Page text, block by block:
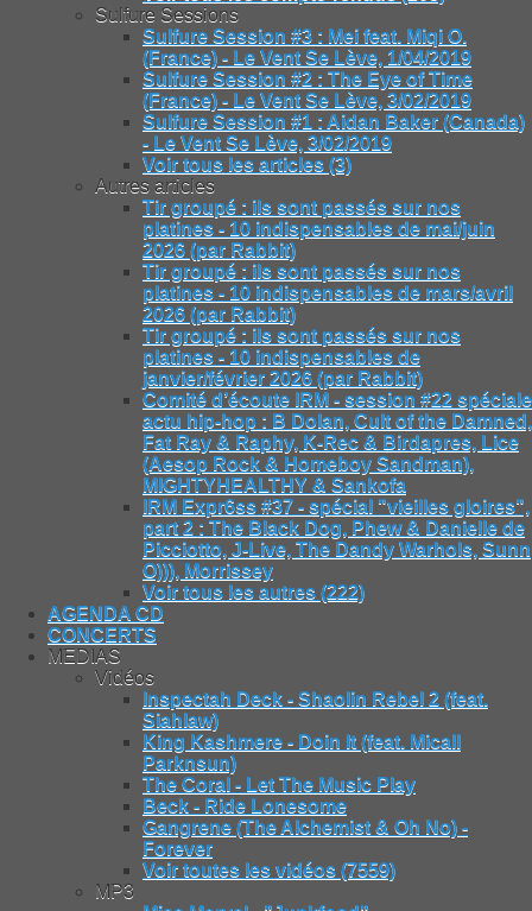
Sulfure Sessions
Sulfure Session #3 : Mei feat. Miqi O.
(France) - Le Vent Se Lève, 1/04/2019
Sulfure Session #2 : The Eye of Time
(France) - Le Vent Se Lève, 3/02/2019
Sulfure Session #1 : Aidan Baker (Canada)
- Le Vent Se Lève, 3/02/2019
Voir tous les articles (3)
Autres articles
Tir groupé : ils sont passés sur nos
platines - 10 indispensables de mai/juin
2026 (par Rabbit)
Tir groupé : ils sont passés sur nos
platines - 10 indispensables de mars/avril
2026 (par Rabbit)
Tir groupé : ils sont passés sur nos
platines - 10 indispensables de
janvier/février 2026 (par Rabbit)
Comité d’écoute IRM - session #22 spéciale
actu hip-hop : B Dolan, Cult of the Damned,
Fat Ray & Raphy, K-Rec & Birdapres, Lice
(Aesop Rock & Homeboy Sandman),
MIGHTYHEALTHY & Sankofa
IRM Expr6ss #37 - spécial "vieilles gloires",
part 2 : The Black Dog, Phew & Danielle de
Picciotto, J-Live, The Dandy Warhols, Sunn
O))), Morrissey
Voir tous les autres (222)
AGENDA CD
CONCERTS
MEDIAS
Vidéos
Inspectah Deck - Shaolin Rebel 2 (feat.
Siahlaw)
King Kashmere - Doin It (feat. Micall
Parknsun)
The Coral - Let The Music Play
Beck - Ride Lonesome
Gangrene (The Alchemist & Oh No) -
Forever
Voir toutes les vidéos (7559)
MP3